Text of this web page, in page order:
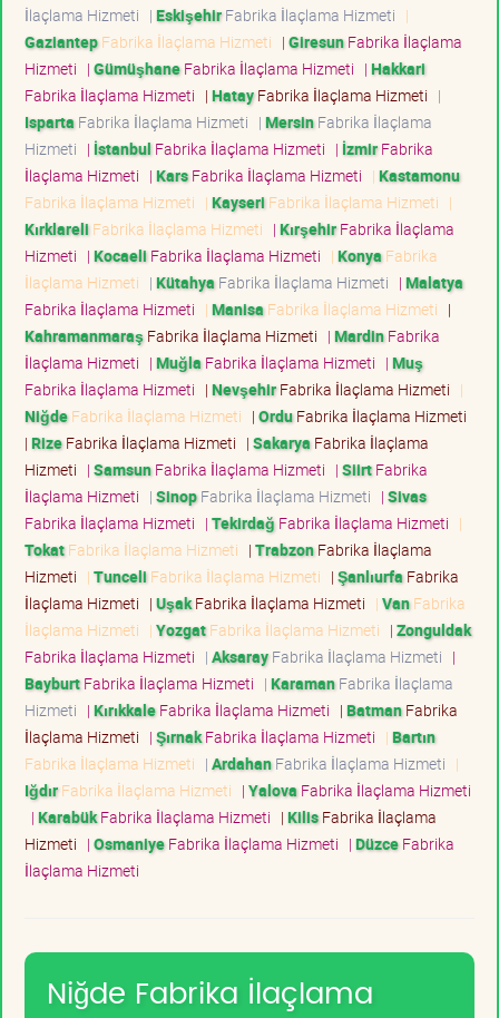
İlaçlama Hizmeti | EskişehirFabrika İlaçlama Hizmeti |
GaziantepFabrika İlaçlama Hizmeti | GiresunFabrika İlaçlama
Hizmeti | GümüşhaneFabrika İlaçlama Hizmeti | Hakkari
Fabrika İlaçlama Hizmeti | HatayFabrika İlaçlama Hizmeti |
Isparta Fabrika İlaçlama Hizmeti | MersinFabrika İlaçlama
Hizmeti | İstanbul Fabrika İlaçlama Hizmeti | İzmirFabrika
İlaçlama Hizmeti | KarsFabrika İlaçlama Hizmeti | Kastamonu
Fabrika İlaçlama Hizmeti | Kayseri Fabrika İlaçlama Hizmeti |
Kırklareli Fabrika İlaçlama Hizmeti | KırşehirFabrika İlaçlama
Hizmeti | Kocaeli Fabrika İlaçlama Hizmeti | Konya Fabrika
İlaçlama Hizmeti | Kütahya Fabrika İlaçlama Hizmeti | Malatya
Fabrika İlaçlama Hizmeti | Manisa Fabrika İlaçlama Hizmeti |
Kahramanmaraş Fabrika İlaçlama Hizmeti | MardinFabrika
İlaçlama Hizmeti | Muğla Fabrika İlaçlama Hizmeti | Muş
Fabrika İlaçlama Hizmeti | NevşehirFabrika İlaçlama Hizmeti |
NiğdeFabrika İlaçlama Hizmeti | OrduFabrika İlaçlama Hizmeti
| RizeFabrika İlaçlama Hizmeti | Sakarya Fabrika İlaçlama
Hizmeti | SamsunFabrika İlaçlama Hizmeti | SiirtFabrika
İlaçlama Hizmeti | SinopFabrika İlaçlama Hizmeti | Sivas
Fabrika İlaçlama Hizmeti | Tekirdağ Fabrika İlaçlama Hizmeti |
TokatFabrika İlaçlama Hizmeti | TrabzonFabrika İlaçlama
Hizmeti | Tunceli Fabrika İlaçlama Hizmeti | Şanlıurfa Fabrika
İlaçlama Hizmeti | UşakFabrika İlaçlama Hizmeti | VanFabrika
İlaçlama Hizmeti | YozgatFabrika İlaçlama Hizmeti | Zonguldak
Fabrika İlaçlama Hizmeti | AksarayFabrika İlaçlama Hizmeti |
BayburtFabrika İlaçlama Hizmeti | KaramanFabrika İlaçlama
Hizmeti | KırıkkaleFabrika İlaçlama Hizmeti | BatmanFabrika
İlaçlama Hizmeti | ŞırnakFabrika İlaçlama Hizmeti | Bartın
Fabrika İlaçlama Hizmeti | ArdahanFabrika İlaçlama Hizmeti |
IğdırFabrika İlaçlama Hizmeti | Yalova Fabrika İlaçlama Hizmeti
| KarabükFabrika İlaçlama Hizmeti | KilisFabrika İlaçlama
Hizmeti | OsmaniyeFabrika İlaçlama Hizmeti | DüzceFabrika
İlaçlama Hizmeti
Niğde Fabrika İlaçlama